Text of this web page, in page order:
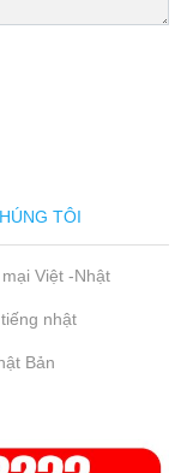
TÔI
Việt -Nhật
nhật
Bản